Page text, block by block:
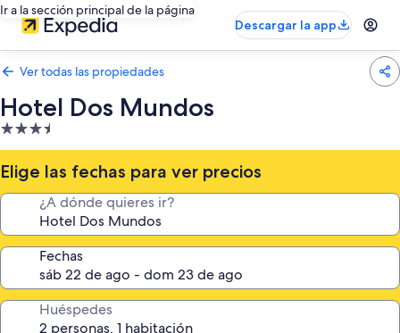
Ir a la sección principal de la página
Descargar la app
Ver todas las propiedades
Hotel Dos Mundos
Propiedad
de
3.5
estrellas
Elige las fechas para ver precios
¿A dónde quieres ir?
Fechas
Huéspedes